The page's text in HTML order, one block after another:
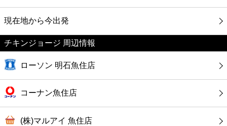
映画
美容
現在地から今出発
チキンジョージ 周辺情報
ローソン 明石魚住店
コーナン魚住店
(株)マルアイ 魚住店